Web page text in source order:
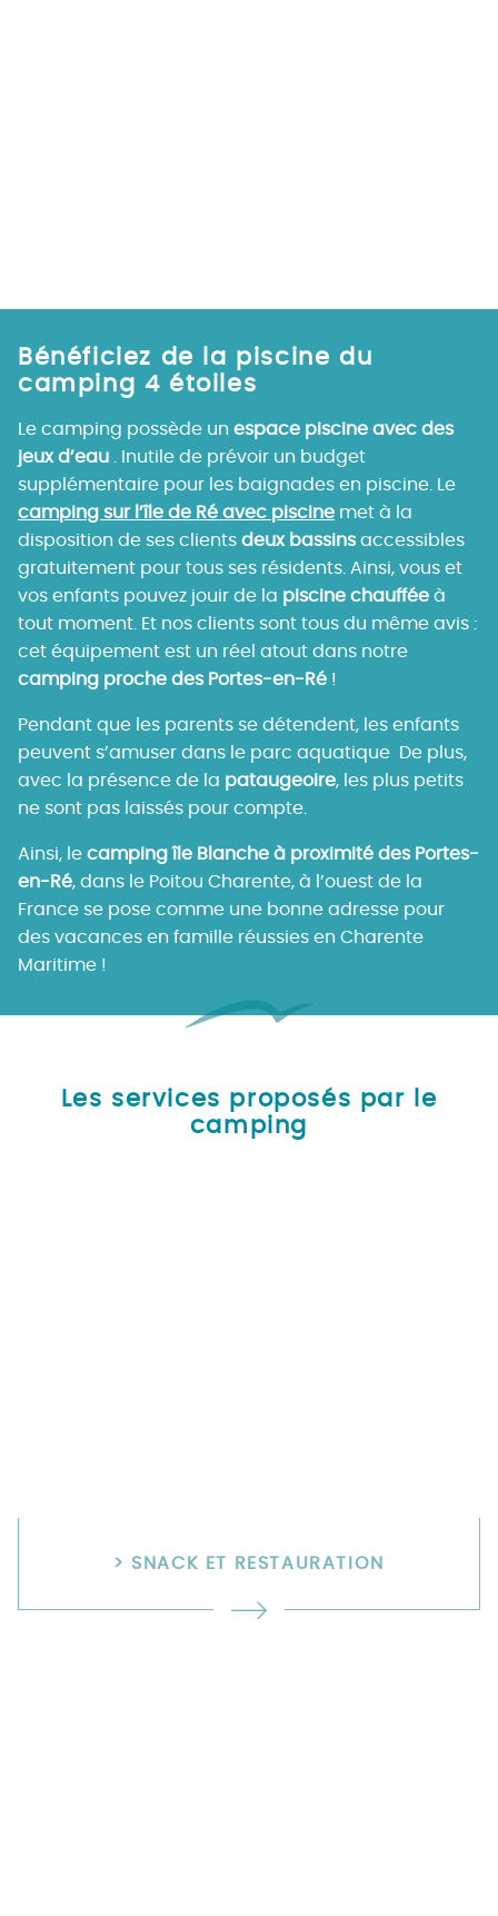
Bénéficiez de la piscine du
camping 4 étoiles
Le camping possède un espace piscine avec des
jeux d’eau . Inutile de prévoir un budget
supplémentaire pour les baignades en piscine. Le
camping sur l’île de Ré avec piscine met à la
disposition de ses clients deux bassinsaccessibles
gratuitement pour tous ses résidents. Ainsi, vous et
vos enfants pouvez jouir de la piscine chauffée à
tout moment. Et nos clients sont tous du même avis :
cet équipement est un réel atout dans notre
camping proche des Portes-en-Ré !
Pendant que les parents se détendent, les enfants
peuvent s’amuser dans le parc aquatique De plus,
avec la présence de la pataugeoire, les plus petits
ne sont pas laissés pour compte.
Ainsi, le camping île Blanche à proximité des Portes-
en-Ré, dans le Poitou Charente, à l’ouest de la
France se pose comme une bonne adresse pour
des vacances en famille réussies en Charente
Maritime !
Les services proposés par le
camping
> SNACK ET RESTAURATION